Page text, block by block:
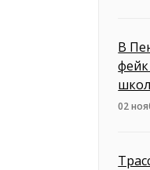
В
02